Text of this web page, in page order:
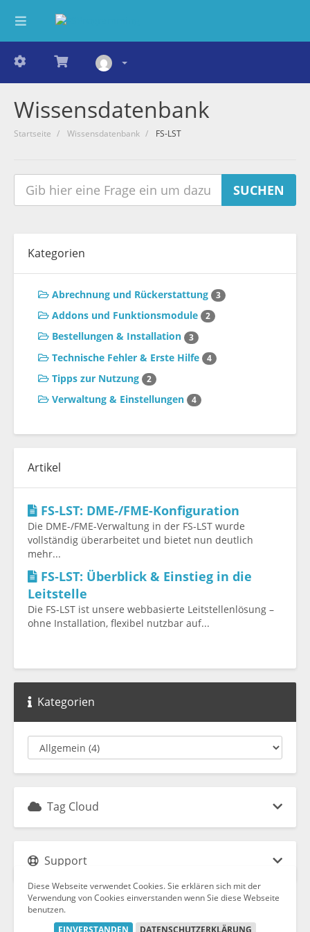
Wissensdatenbank
Startseite Wissensdatenbank FS-LST
Kategorien
Abrechnung und Rückerstattung 3
Addons und Funktionsmodule 2
Bestellungen & Installation 3
Technische Fehler & Erste Hilfe 4
Tipps zur Nutzung 2
Verwaltung & Einstellungen 4
Artikel
FS‑LST: DME-/FME-Konfiguration
Die DME-/FME-Verwaltung in der FS‑LST wurde
vollständig überarbeitet und bietet nun deutlich
mehr...
FS‑LST: Überblick & Einstieg in die
Leitstelle
Die FS‑LST ist unsere webbasierte Leitstellenlösung –
ohne Installation, flexibel nutzbar auf...
Kategorien
Tag Cloud
Support
Diese Webseite verwendet Cookies. Sie erklären sich mit der
Verwendung von Cookies einverstanden wenn Sie diese Webseite
benutzen.
EINVERSTANDEN
DATENSCHUTZERKLÄRUNG